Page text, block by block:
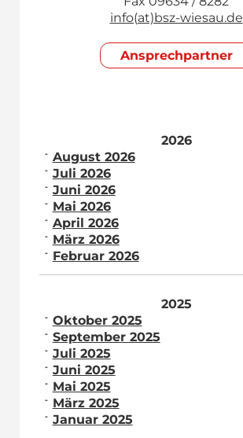
info(at)bsz-wiesau.de
Ansprech­partner
2026
August 2026
Juli 2026
Juni 2026
Mai 2026
April 2026
März 2026
Februar 2026
2025
Oktober 2025
September 2025
Juli 2025
Juni 2025
Mai 2025
März 2025
Januar 2025